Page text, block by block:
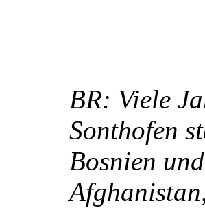
BR: Viele
Sonthofen
Bosnien